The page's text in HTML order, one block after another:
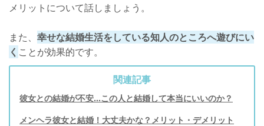
メリットについて話しましょう。
また、 幸せな結婚生活をしている知人のところへ遊びにい
く ことが効果的です。
関連記事
彼女との結婚が不安...この人と結婚して本当にいいのか？
メンヘラ彼女と結婚！大丈夫かな？メリット・デメリット